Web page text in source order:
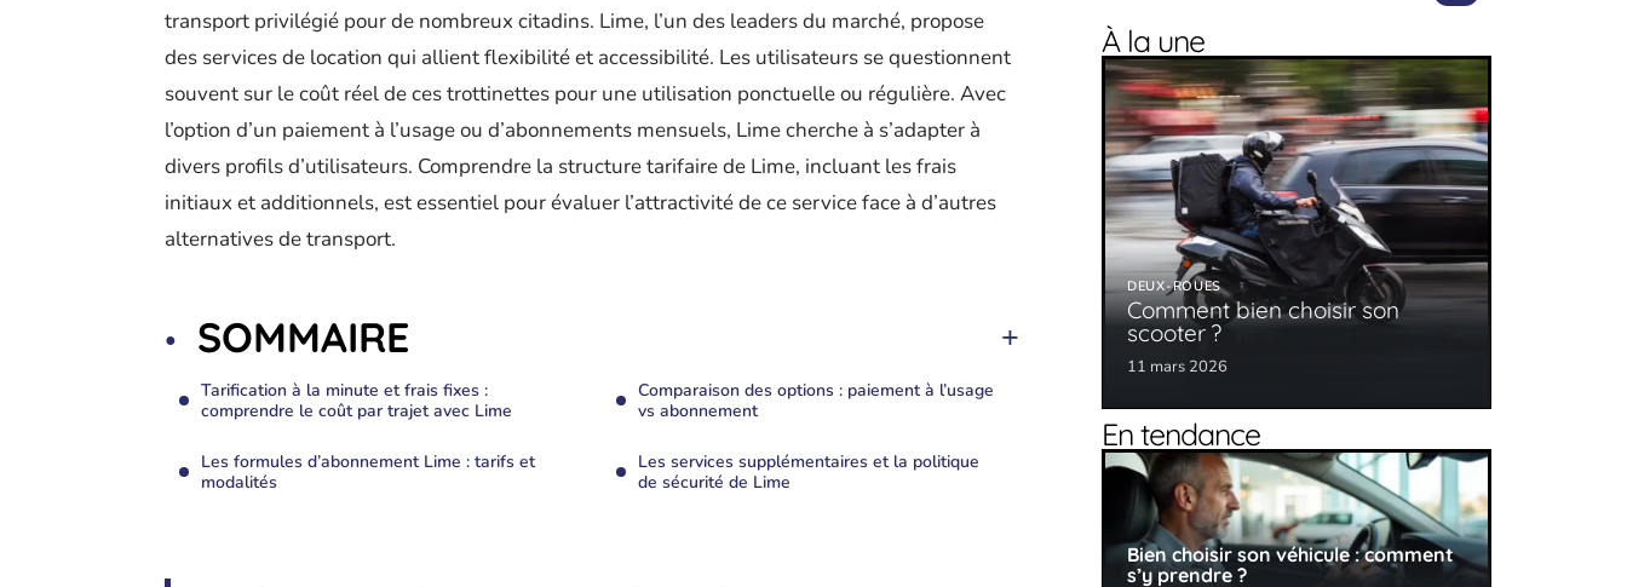
transport privilégié pour de nombreux citadins. Lime, l’un des leaders du marché, propose
des services de location qui allient flexibilité et accessibilité. Les utilisateurs se questionnent
souvent sur le coût réel de ces trottinettes pour une utilisation ponctuelle ou régulière. Avec
l’option d’un paiement à l’usage ou d’abonnements mensuels, Lime cherche à s’adapter à
divers profils d’utilisateurs. Comprendre la structure tarifaire de Lime, incluant les frais
initiaux et additionnels, est essentiel pour évaluer l’attractivité de ce service face à d’autres
alternatives de transport.
SOMMAIRE
Tarification à la minute et frais fixes :
comprendre le coût par trajet avec Lime
Les formules d’abonnement Lime : tarifs et
modalités
Comparaison des options : paiement à l’usage
vs abonnement
Les services supplémentaires et la politique
de sécurité de Lime
À la une
DEUX-ROUES
Comment bien choisir son
scooter ?
11 mars 2026
En tendance
Bien choisir son véhicule : comment
s’y prendre ?